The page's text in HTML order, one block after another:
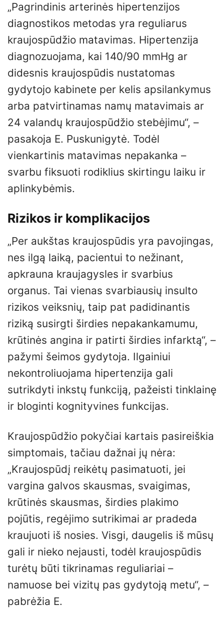
„Pagrindinis arterinės hipertenzijos
diagnostikos metodas yra reguliarus
kraujospūdžio matavimas. Hipertenzija
diagnozuojama, kai 140/90 mmHg ar
didesnis kraujospūdis nustatomas
gydytojo kabinete per kelis apsilankymus
arba patvirtinamas namų matavimais ar
24 valandų kraujospūdžio stebėjimu“, –
pasakoja E. Puskunigytė. Todėl
vienkartinis matavimas nepakanka –
svarbu fiksuoti rodiklius skirtingu laiku ir
aplinkybėmis.
Rizikos ir komplikacijos
„Per aukštas kraujospūdis yra pavojingas,
nes ilgą laiką, pacientui to nežinant,
apkrauna kraujagysles ir svarbius
organus. Tai vienas svarbiausių insulto
rizikos veiksnių, taip pat padidinantis
riziką susirgti širdies nepakankamumu,
krūtinės angina ir patirti širdies infarktą“, –
pažymi šeimos gydytoja. Ilgainiui
nekontroliuojama hipertenzija gali
sutrikdyti inkstų funkciją, pažeisti tinklainę
ir bloginti kognityvines funkcijas.
Kraujospūdžio pokyčiai kartais pasireiškia
simptomais, tačiau dažnai jų nėra:
„Kraujospūdį reikėtų pasimatuoti, jei
vargina galvos skausmas, svaigimas,
krūtinės skausmas, širdies plakimo
pojūtis, regėjimo sutrikimai ar pradeda
kraujuoti iš nosies. Visgi, daugelis iš mūsų
gali ir nieko nejausti, todėl kraujospūdis
turėtų būti tikrinamas reguliariai –
namuose bei vizitų pas gydytoją metu“, –
pabrėžia E.